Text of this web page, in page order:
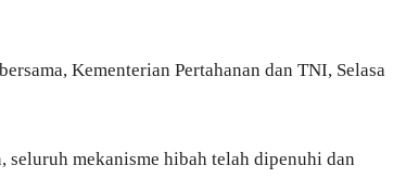
Kementerian Pertahanan dan TNI, Selasa
mekanisme hibah telah dipenuhi dan